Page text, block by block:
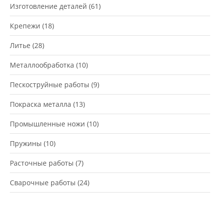
Изготовление деталей (61)
Крепежи (18)
Литье (28)
Металлообработка (10)
Пескоструйные работы (9)
Покраска металла (13)
Промышленные ножи (10)
Пружины (10)
Расточные работы (7)
Сварочные работы (24)